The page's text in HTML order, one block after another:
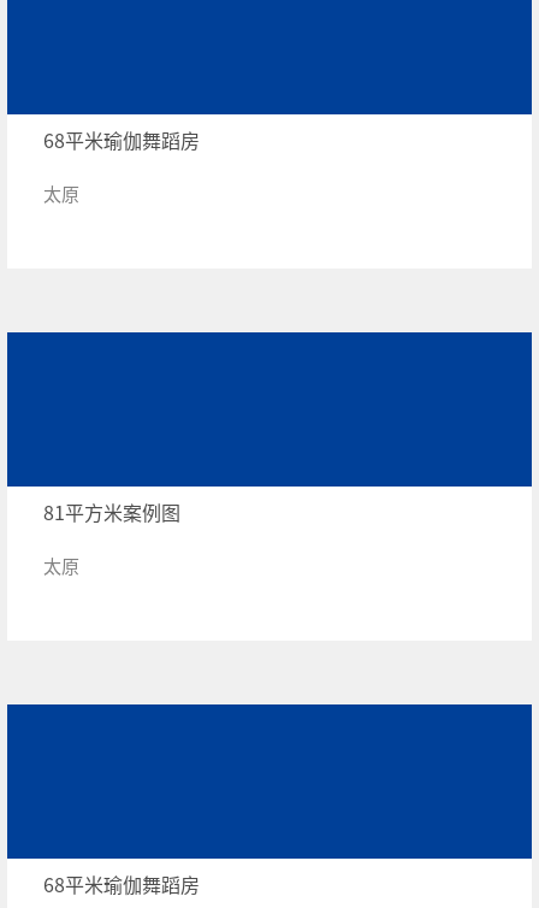
68平米瑜伽舞蹈房
太原
81平方米案例图
太原
68平米瑜伽舞蹈房